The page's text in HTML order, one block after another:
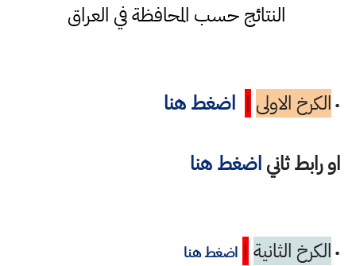
النتائج حسب المحافظة في العراق
• الكرخ الاولى | اضغط هنا
او رابط ثانياضغط هنا
• الكرخ الثانية | اضغط هنا